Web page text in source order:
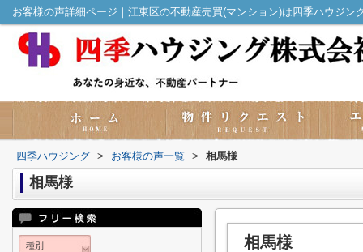
お客様の声詳細ページ｜江東区の不動産売買(マンション)は四季ハウジン
四季ハウジング > お客様の声一覧 > 相馬様
相馬様
相馬様
種別